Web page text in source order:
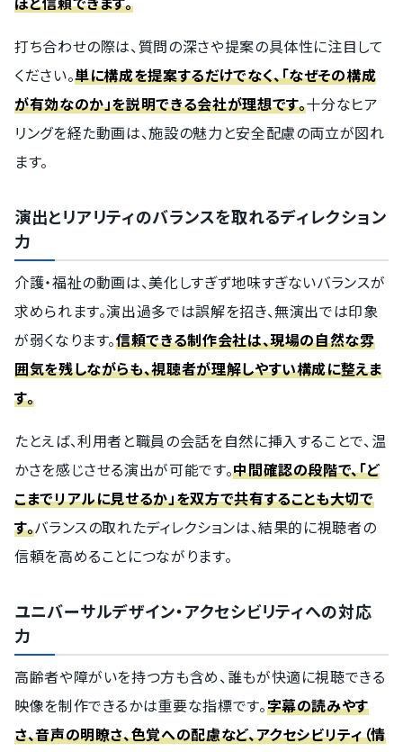
打ち合わせの際は、質問の深さや提案の具体性に注目して
ください。単に構成を提案するだけでなく、「なぜその構成
が有効なのか」を説明できる会社が理想です。十分なヒア
リングを経た動画は、施設の魅力と安全配慮の両立が図れ
ます。
演出とリアリティのバランスを取れるディレクション
力
介護・福祉の動画は、美化しすぎず地味すぎないバランスが
求められます。演出過多では誤解を招き、無演出では印象
が弱くなります。信頼できる制作会社は、現場の自然な雰
囲気を残しながらも、視聴者が理解しやすい構成に整えま
す。
たとえば、利用者と職員の会話を自然に挿入することで、温
かさを感じさせる演出が可能です。中間確認の段階で、「ど
こまでリアルに見せるか」を双方で共有することも大切で
す。バランスの取れたディレクションは、結果的に視聴者の
信頼を高めることにつながります。
ユニバーサルデザイン・アクセシビリティへの対応
力
高齢者や障がいを持つ方も含め、誰もが快適に視聴できる
映像を制作できるかは重要な指標です。字幕の読みやす
さ、音声の明瞭さ、色覚への配慮など、アクセシビリティ（情